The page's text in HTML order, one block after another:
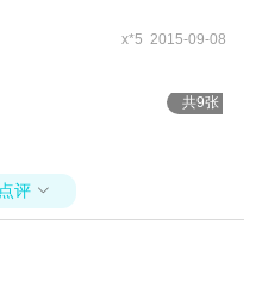
x*5 2015-09-08
共9张